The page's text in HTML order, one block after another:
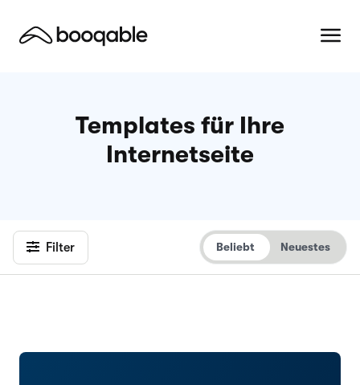
Templates für Ihre
Internetseite
Filter Beliebt Neuestes